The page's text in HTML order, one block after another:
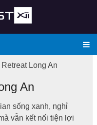
Long An
An
sống xanh, nghỉ
vẫn kết nối tiện lợi